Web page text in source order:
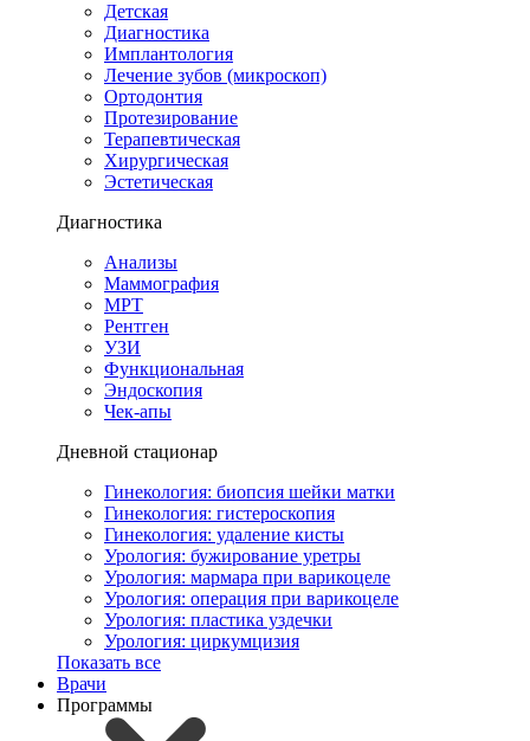
Детская
Диагностика
Имплантология
Лечение зубов (микроскоп)
Ортодонтия
Протезирование
Терапевтическая
Хирургическая
Эстетическая
Диагностика
Анализы
Маммография
МРТ
Рентген
УЗИ
Функциональная
Эндоскопия
Чек-апы
Дневной стационар
Гинекология: биопсия шейки матки
Гинекология: гистероскопия
Гинекология: удаление кисты
Урология: бужирование уретры
Урология: мармара при варикоцеле
Урология: операция при варикоцеле
Урология: пластика уздечки
Урология: циркумцизия
Показать все
Врачи
Программы